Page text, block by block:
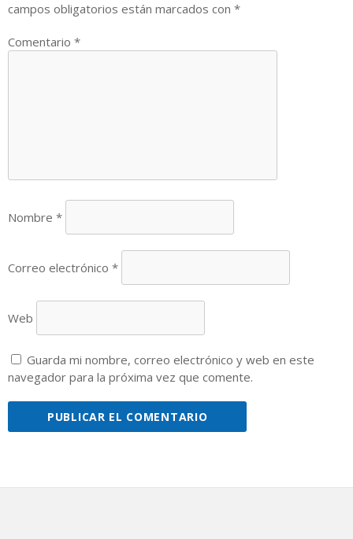
campos obligatorios están marcados con *
Comentario *
Nombre *
Correo electrónico *
Web
Guarda mi nombre, correo electrónico y web en este
navegador para la próxima vez que comente.